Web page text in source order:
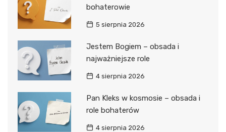
bohaterowie
5 sierpnia 2026
Jestem Bogiem – obsada i
najważniejsze role
4 sierpnia 2026
Pan Kleks w kosmosie – obsada i
role bohaterów
4 sierpnia 2026